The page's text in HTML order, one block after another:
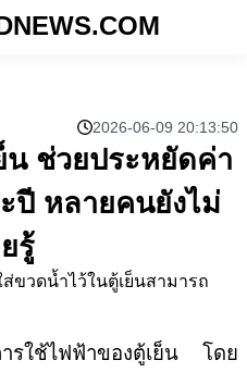
2026-06-09 20:13:50
น ช่วยประหยัดค่า
ปี หลายคนยังไม่
รู้
ขวดน้ำไว้ในตู้เย็นสามารถ
รใช้ไฟฟ้าของตู้เย็น โดย